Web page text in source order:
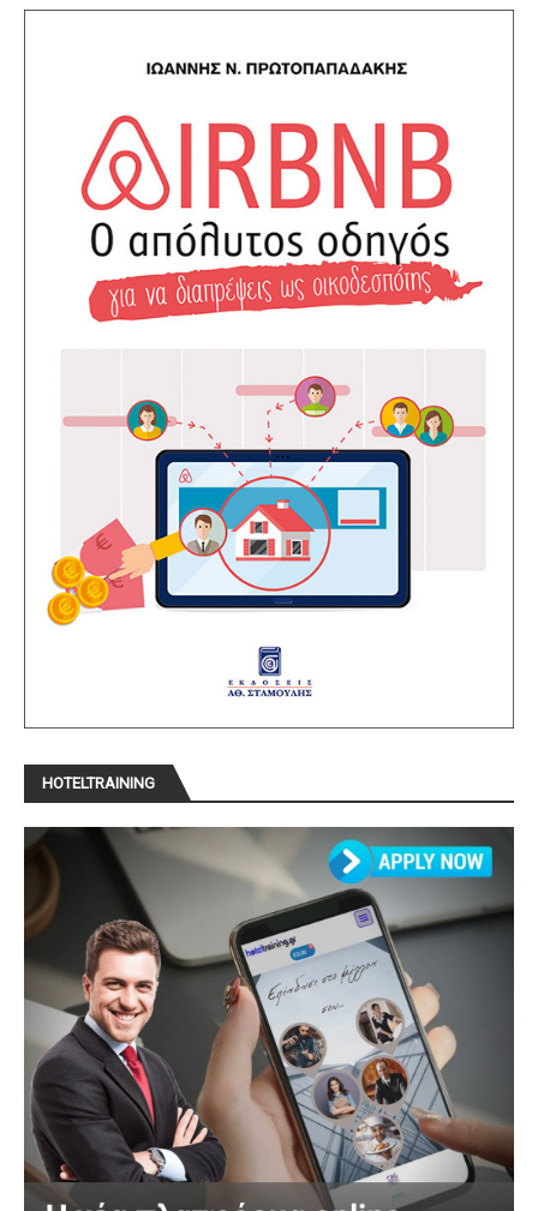
HOTELTRAINING